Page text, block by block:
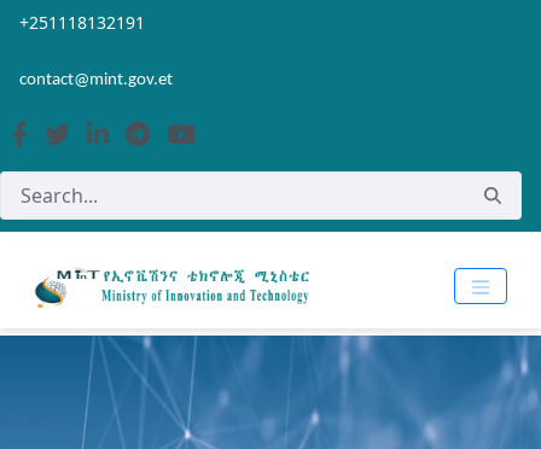
Skip to Main Content
Open Accessibility Menu
+251118132191
contact@mint.gov.et